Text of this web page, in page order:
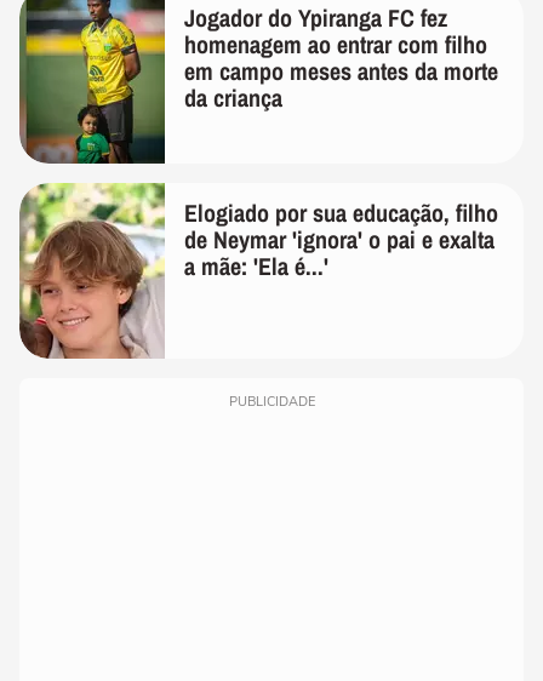
Jogador do Ypiranga FC fez
homenagem ao entrar com filho
em campo meses antes da morte
da criança
Elogiado por sua educação, filho
de Neymar 'ignora' o pai e exalta
a mãe: 'Ela é...'
PUBLICIDADE